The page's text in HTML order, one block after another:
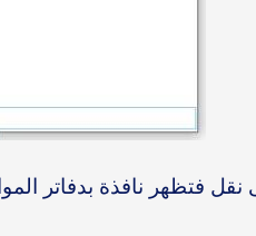
نقل فتظهر نافذة بدفاتر